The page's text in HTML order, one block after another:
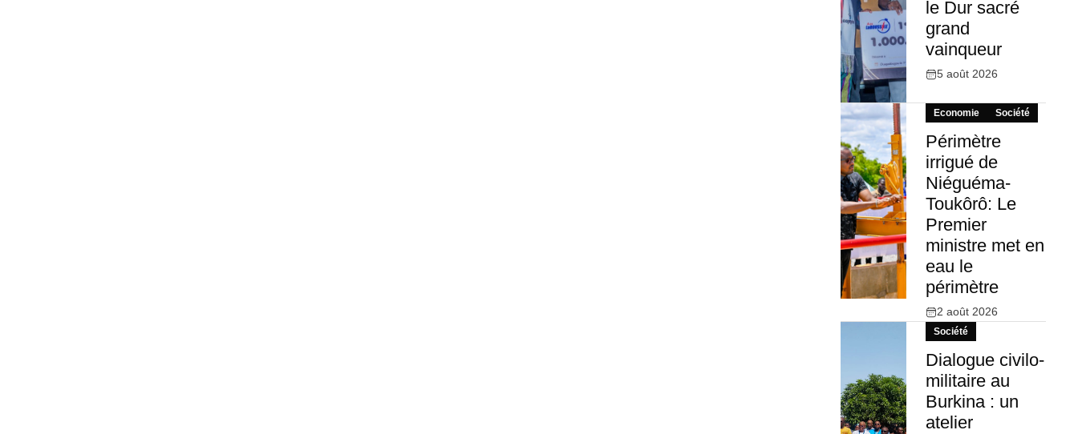
le Dur sacré
grand
vainqueur
5 août 2026
Economie Société
Périmètre
irrigué de
Niéguéma-
Toukôrô: Le
Premier
ministre met en
eau le
périmètre
2 août 2026
Société
Dialogue civilo-
militaire au
Burkina : un
atelier